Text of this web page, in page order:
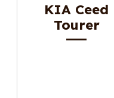
KIA Ceed
Tourer